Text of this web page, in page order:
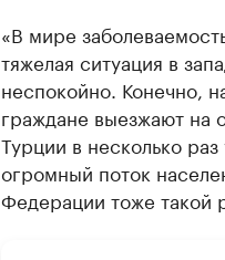
«В мире
тяжелая ситуация в
неспокойно. Конечно,
граждане выезжают на
Турции в несколько
огромный поток
Федерации тоже такой